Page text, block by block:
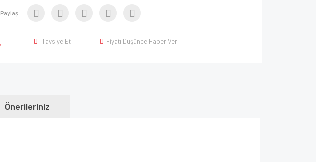
Paylaş:
Tavsiye Et Fiyatı Düşünce Haber Ver
Önerileriniz